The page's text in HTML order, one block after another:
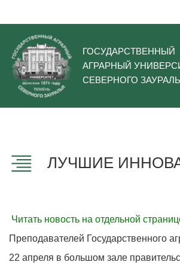
ГОСУДАРСТВЕННЫЙ
АГРАРНЫЙ
СЕВЕРНОГО
ЛУЧШИЕ
Читать новость на отдельной
Преподавателей Государственного
22 апреля в большом зале